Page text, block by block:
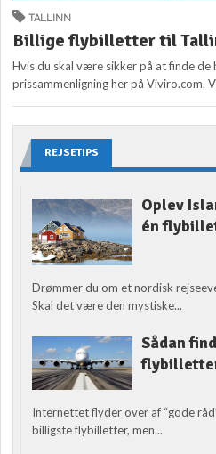
TALLINN
Billige flybilletter til
Hvis du skal være sikker på at finde de
prissammenligning her på Viviro.com.
REJSETIPS
Oplev
én
Drømmer du om et nordisk
Skal det være den mystiske...
Sådan
Internettet flyder over af “gode
billigste flybilletter, men...